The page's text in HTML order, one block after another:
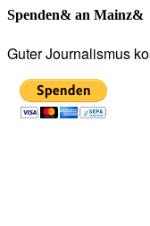
Spenden& an Mainz&
Guter Journalismus